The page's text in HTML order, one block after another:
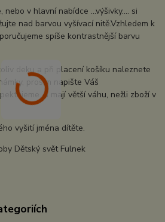
v hlavní nabídce ...výšivky.... si
nad barvou vyšívací nitě.Vzhledem k
spíše kontrastnější barvu
deku a při placení košíku naleznete
prosím napište Váš
a mají větší váhu, nežli zboží v
vyšití jména dítěte.
Dětský svět Fulnek